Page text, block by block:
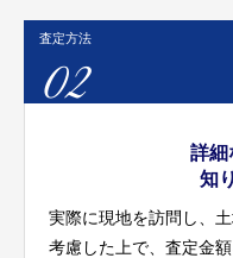
査定方法
02
詳細
知
実際に現地を訪問し、
考慮した上で、査定金額